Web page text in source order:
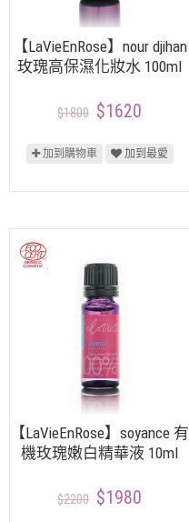
【LaVieEnRose】nour djihan
玫瑰高保濕化妝水 100ml
$1800 $1620
加到購物車 加到最愛
【LaVieEnRose】soyance 有
機玫瑰嫩白精華液 10ml
$2200 $1980